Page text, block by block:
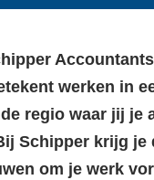
werken in
regio waar jij je
Schipper krijg je
om je werk